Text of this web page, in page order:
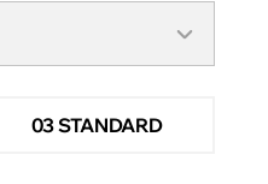
03 STANDARD